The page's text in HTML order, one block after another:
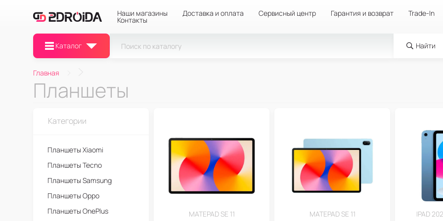
Наши магазины Доставка и оплата Сервисный центр Гарантия и возврат Trade-In
Контакты
Каталог Найти
Главная
Планшеты
MATEPAD SE 11 MATEPAD SE 11 IPAD
Категории
Планшеты Xiaomi
Планшеты Tecno
Планшеты Samsung
Планшеты Oppo
Планшеты OnePlus